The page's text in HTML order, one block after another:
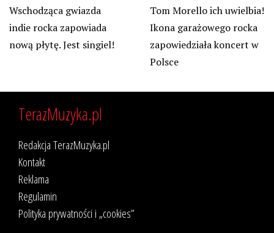
Wschodząca gwiazda
indie rocka zapowiada
nową płytę. Jest singiel!
Tom Morello ich uwielbia!
Ikona garażowego rocka
zapowiedziała koncert w
Polsce
TerazMuzyka.pl
Redakcja TerazMuzyka.pl
Kontakt
Reklama
Regulamin
Polityka prywatności i „cookies”